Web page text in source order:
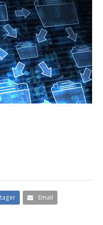
Email